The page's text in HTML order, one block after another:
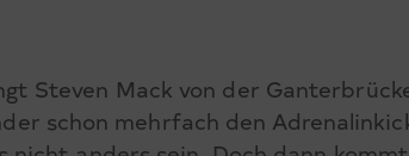
Steven Mack von der
schon mehrfach den